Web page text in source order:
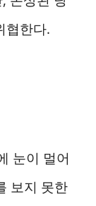
협한다.
눈이 멀어
보지 못한